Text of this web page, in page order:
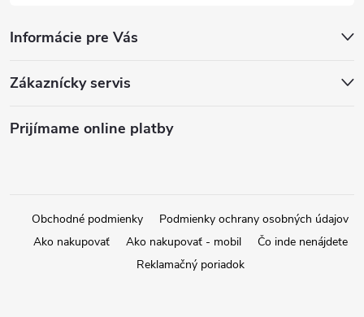
Informácie pre Vás
Zákaznícky servis
Prijímame online platby
Obchodné podmienky
Podmienky ochrany osobných údajov
Ako nakupovať
Ako nakupovať - mobil
Čo inde nenájdete
Reklamačný poriadok